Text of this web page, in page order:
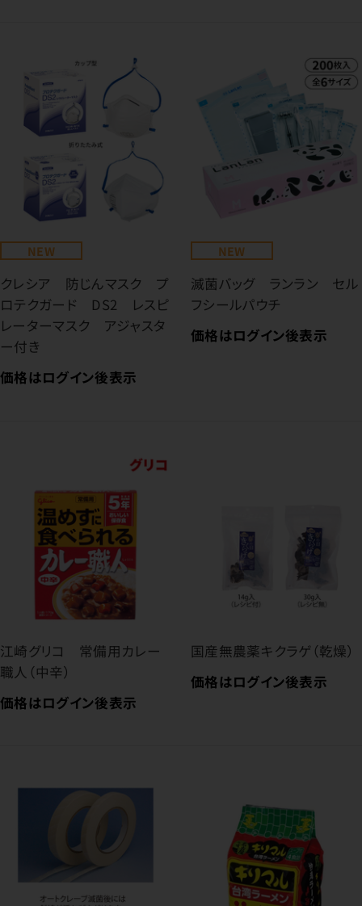
NEW
クレシア 防じんマスク プ
ロテクガード DS2 レスピ
レーターマスク アジャスタ
ー付き
価格はログイン後表示
NEW
滅菌バッグ ランラン セル
フシールパウチ
価格はログイン後表示
江崎グリコ 常備用カレー
職人（中辛）
価格はログイン後表示
国産無農薬キクラゲ（乾燥）
価格はログイン後表示